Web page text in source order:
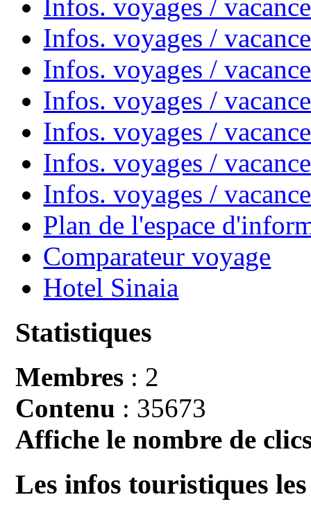
Infos. voyages /
Infos. voyages /
Infos. voyages /
Infos. voyages /
Infos. voyages /
Infos. voyages /
Infos. voyages /
Plan de l'espace
Comparateur voyage
Hotel Sinaia
Statistiques
Membres : 2
Contenu : 35673
Affiche le nombre de
Les infos touristiques